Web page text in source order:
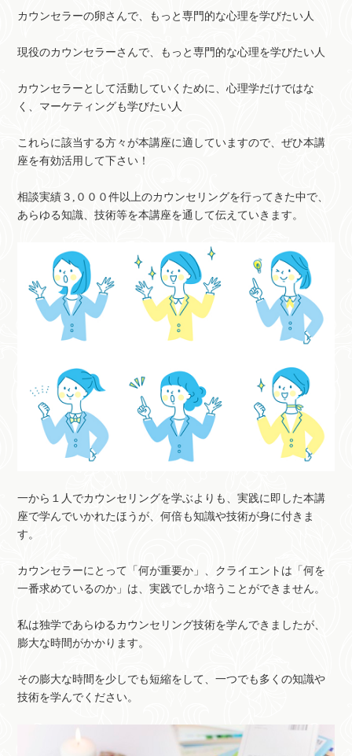
カウンセラーの卵さんで、もっと専門的な心理を学びたい人
現役のカウンセラーさんで、もっと専門的な心理を学びたい人
カウンセラーとして活動していくために、心理学だけではな
く、マーケティングも学びたい人
これらに該当する方々が本講座に適していますので、ぜひ本講
座を有効活用して下さい！
相談実績３,０００件以上のカウンセリングを行ってきた中で、
あらゆる知識、技術等を本講座を通して伝えていきます。
一から１人でカウンセリングを学ぶよりも、実践に即した本講
座で学んでいかれたほうが、何倍も知識や技術が身に付きま
す。
カウンセラーにとって「何が重要か」、クライエントは「何を
一番求めているのか」は、実践でしか培うことができません。
私は独学であらゆるカウンセリング技術を学んできましたが、
膨大な時間がかかります。
その膨大な時間を少しでも短縮をして、一つでも多くの知識や
技術を学んでください。